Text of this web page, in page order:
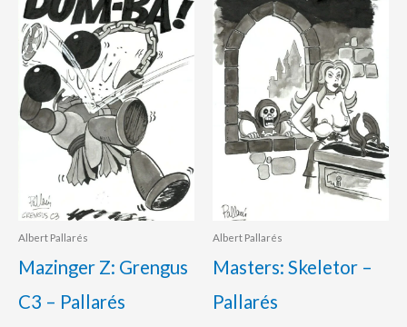
Albert Pallarés
Mazinger Z: Grengus
C3 – Pallarés
Albert Pallarés
Masters: Skeletor –
Pallarés